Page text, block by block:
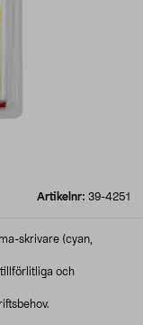
Artikelnr: 39-4251
skrivare (cyan,
och